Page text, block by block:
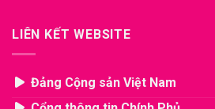
LIÊN KẾT WEBSITE
Đảng Cộng sản Việt Nam